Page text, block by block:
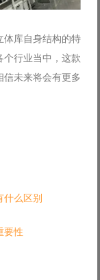
体库自身结构的特
个行业当中，这款
信未来将会有更多
么区别
要性